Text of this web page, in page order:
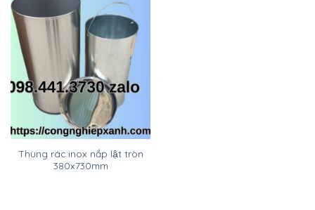
Thùng rác inox nắp lật tròn
380x730mm